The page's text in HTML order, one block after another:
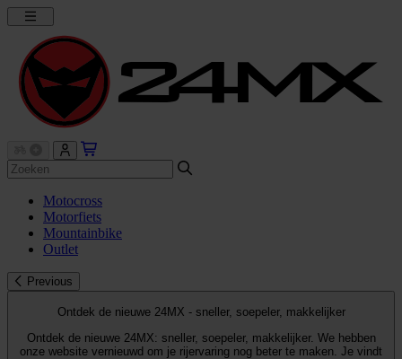
Motocross
Motorfiets
Mountainbike
Outlet
Previous
Ontdek de nieuwe 24MX - sneller, soepeler, makkelijker
Ontdek de nieuwe 24MX: sneller, soepeler, makkelijker. We hebben
onze website vernieuwd om je rijervaring nog beter te maken. Je vindt